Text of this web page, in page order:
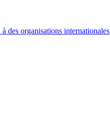
des organisations internationales